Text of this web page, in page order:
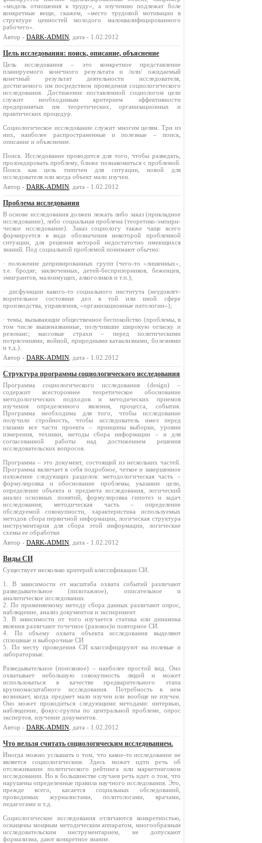
«модель отношения к труду», а изучению подлежат боле
конкретные вещи, скажем, «место трудовой мотивации в
структуре ценностей молодого малоквалифицированного
рабочего».
Автор - DARK-ADMIN , дата - 1.02.2012
Цель исследования: поиск, описание, объяснение
Цель исследования – это конкретное представление
планируемого конечного результата и /или/ ожидаемый
конечный результат деятельности исследователя,
достигаемого им посредством проведения социологического
исследования. Достиже­ние поставленной социологом цели
служит необходимым критерием эффективности
предпринятых им теоретических, организационных и
практических процедур.
Социологическое исследование служит многим целям. Три из
них, наиболее распространенные и полезные – поиск,
описание и объяснение.
Поиск. Исследование проводится для того, чтобы разведать,
прозондировать проблему, ближе познакомиться с проблемой.
Поиск как цель типичен для ситуации, новой для
исследователя или когда объект мало изучен.
Автор - DARK-ADMIN , дата - 1.02.2012
Проблема исследования
В основе исследования должен лежать либо заказ (прикладное
исследование), либо социальная проблема (теоретико-эмп­ири­
чес­кое исследование). Заказ социологу также чаще всего
форми­руется в виде обозначения некоторой проблемной
ситуации, для решения которой недостаточно имеющихся
знаний. Под социальной проб­лемой понимают обычно:
· положение депривированных групп (чего-то «лишенных»,
т.е. бродяг, заключенных, детей-беспризорников, беженцев,
эмиг­рантов, малоимущих, алкоголиков и т.п.);
· дисфункции какого-то социального института (неудов­лет­
ворительное со­стояние дел в той или иной сфере
производства, управления, «организационные патологии»);
· темы, вызывающие общественное беспокойство (проблемы, в
том числе вышеназванные, получившие широкую огласку и
резонанс; массовые страхи – перед политическими
потрясениями, войной, природными катаклизмами, болезнями
и т.д.).
Автор - DARK-ADMIN , дата - 1.02.2012
Структура программы социологического исследования
Программа социологического исследования (design) –
содержит всестороннее теоретическое обоснование
методологических подходов и методических приемов
изучения определенного явления, процесса, события.
Программа необходима для того, чтобы исследование
получило стройность, чтобы исследователь имел перед
глазами все части проекта – принципы выборки, уровни
измерения, техники, методы сбора информации – и для
согласованной работы над достижением решения
исследовательских вопросов.
Программа – это документ, состоящий из нескольких частей.
Программа включает в себя подробное, четкое и завершенное
изложение следующих разделов: методологическая часть –
формулировка и обоснование проблемы, указание цели,
определение объекта и предмета исследования, логический
анализ основных понятий, формулировка гипотез и задач
исследования; методическая часть – определение
обследуемой совокупности, характеристика используемых
методов сбора первичной информации, логическая структура
инструментария для сбора этой информации, логические
схемы ее обработки
Автор - DARK-ADMIN , дата - 1.02.2012
Виды СИ
Существует несколько критерий классификации СИ.
1. В зависимости от масштаба охвата событий различают
разведывательное (пилотажное), описательное и
аналитическое исследовании.
2. По применяемому методу сбора данных различают опрос,
наблюдение, анализ документов и эксперимент.
3. В зависимости от того изучается статика или динамика
явления различают точечное (разовое)и повторное СИ.
4. По объему охвата объекта исследования выделяют
сплошные и выборочные СИ
5. По месту проведения СИ классифицируют на полевые и
лабораторные.
Разведывательное (поисковое) – наиболее простой вид. Оно
охватывает небольшую совокупность людей и может
использоваться в качестве предварительного этапа
крупномасштабного исследования. Потребность в нем
возникает, когда предмет мало изучен или вообще не изучен.
Оно может проводиться следующими методами: интервью,
наблюдение, фокус-группа по центральной проблеме, опрос
экспертов, изучение документов.
Автор - DARK-ADMIN , дата - 1.02.2012
Что нельзя считать социологическим исследованием.
Иногда можно услышать о том, что какое-то исследование не
является социологическим. Здесь может идти речь об
отслеживании политического рейтинга или маркетинговом
исследовании. Но в большинстве случаев речь идет о том, что
нарушены определенные правила научного исследования. Это,
прежде всего, касается социальных обследований,
проводимых журналистами, политологами, врачами,
педагогами и т.д.
Социологические исследования отличаются конкретностью,
оснащены мощным методическим аппаратом, многообразным
исследовательским инструментарием, не допускают
формализма, дают конкретное знание.